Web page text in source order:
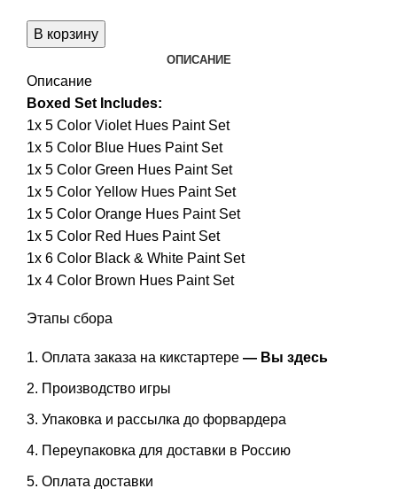
Количество
товара
Broken
Anvil
Studio
Paint
В корзину
ОПИСАНИЕ
Описание
Boxed Set Includes:
1x 5 Color Violet Hues Paint Set
1x 5 Color Blue Hues Paint Set
1x 5 Color Green Hues Paint Set
1x 5 Color Yellow Hues Paint Set
1x 5 Color Orange Hues Paint Set
1x 5 Color Red Hues Paint Set
1x 6 Color Black & White Paint Set
1x 4 Color Brown Hues Paint Set
Этапы сбора
Оплата заказа на кикстартере — Вы здесь
Производство игры
Упаковка и рассылка до форвардера
Переупаковка для доставки в Россию
Оплата доставки